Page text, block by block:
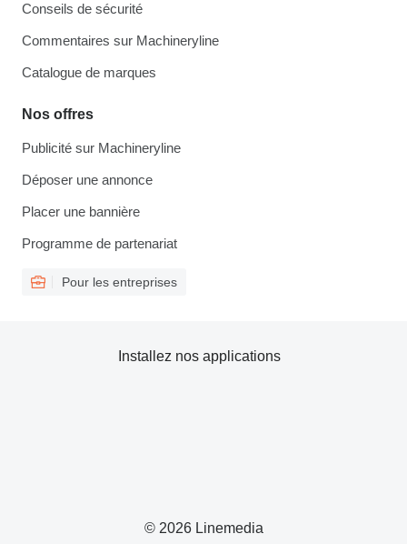
Conseils de sécurité
Commentaires sur Machineryline
Catalogue de marques
Nos offres
Publicité sur Machineryline
Déposer une annonce
Placer une bannière
Programme de partenariat
Pour les entreprises
© 2026 Linemedia
Installez nos applications